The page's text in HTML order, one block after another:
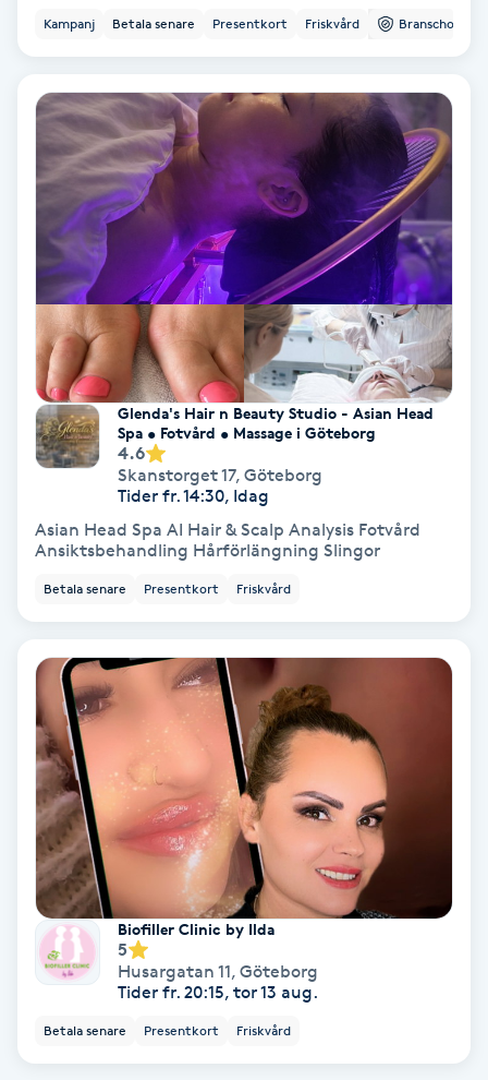
Ansiktsbehandling djuprengörande
Babylights
Balayage
Bambumassage
Barber
Barnklippning
BIAB
Blowout
Bottenfärg
Brynformning
Brynfärgning
Brynplockning
Bröllopsuppsättning
Celluliter
Coachning
Color correction
Kampanj Betala senare Presentkort Friskvård Branschorg.
Glenda's Hair n Beauty Studio - Asian Head
Spa • Fotvård • Massage i Göteborg
4.6
Skanstorget 17, Göteborg
Tider fr. 14:30, Idag
Asian Head Spa AI Hair & Scalp Analysis Fotvård
Ansiktsbehandling Hårförlängning Slingor
Betala senare Presentkort Friskvård
Biofiller Clinic by Ilda
5
Husargatan 11, Göteborg
Tider fr. 20:15, tor 13 aug.
Betala senare Presentkort Friskvård